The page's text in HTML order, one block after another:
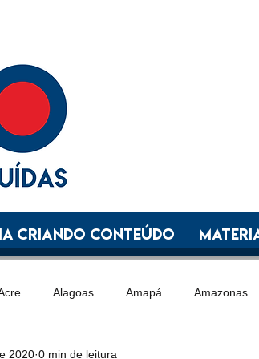
CRIANDO CONTEÚDO
Alagoas Amapá Amazonas
Mato Grosso
2020 0 min de leitura